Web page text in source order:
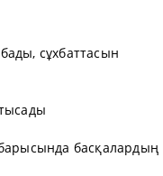
сұхбаттасын
басқалардың